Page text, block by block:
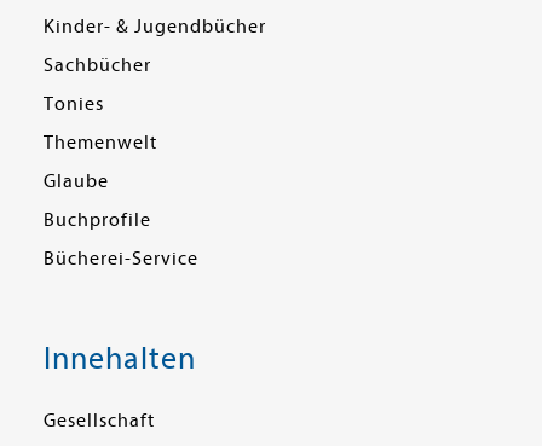
Kinder- & Jugendbücher
Sachbücher
Tonies
Themenwelt
Glaube
Buchprofile
Bücherei-Service
Innehalten
Gesellschaft